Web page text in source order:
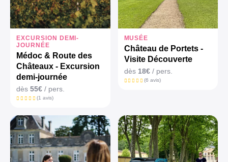
EXCURSION DEMI-
JOURNÉE
Médoc & Route des
Châteaux - Excursion
demi-journée
dès 55€ / pers.
(1 avis)
MUSÉE
Château de Portets -
Visite Découverte
dès 18€/ pers.
(6 avis)